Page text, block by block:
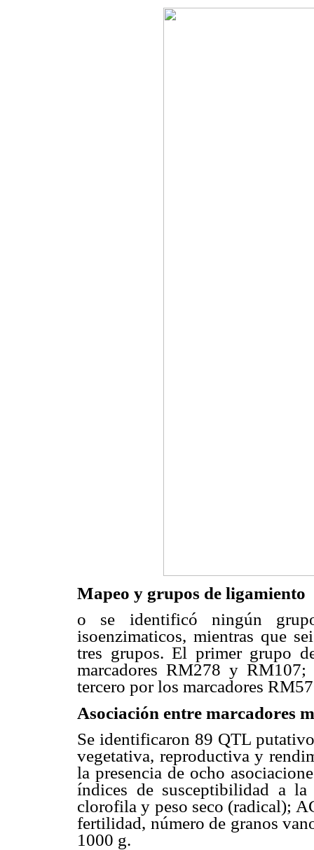
Mapeo y grupos de ligamiento
o se identificó ningún
isoenzimaticos, mientras que
tres grupos. El primer grupo
marcadores RM278 y
tercero por los marcadores
Asociación entre marcadores
Se identificaron 89 QTL
vegetativa, reproductiva y
la presencia de ocho
índices de susceptibilidad a
clorofila y peso seco (radical);
fertilidad, número de granos
1000 g.